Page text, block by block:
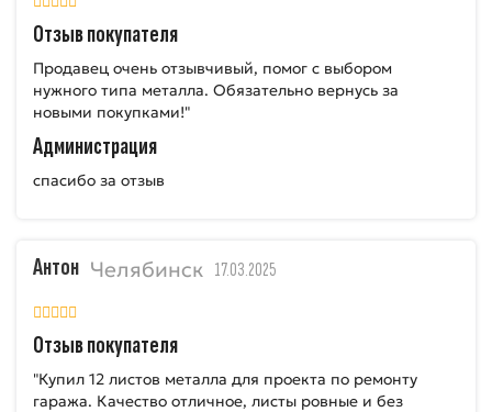
Отзыв покупателя
Продавец очень отзывчивый, помог с выбором
нужного типа металла. Обязательно вернусь за
новыми покупками!"
Администрация
спасибо за отзыв
Антон Челябинск 17.03.2025
Отзыв покупателя
"Купил 12 листов металла для проекта по ремонту
гаража. Качество отличное, листы ровные и без